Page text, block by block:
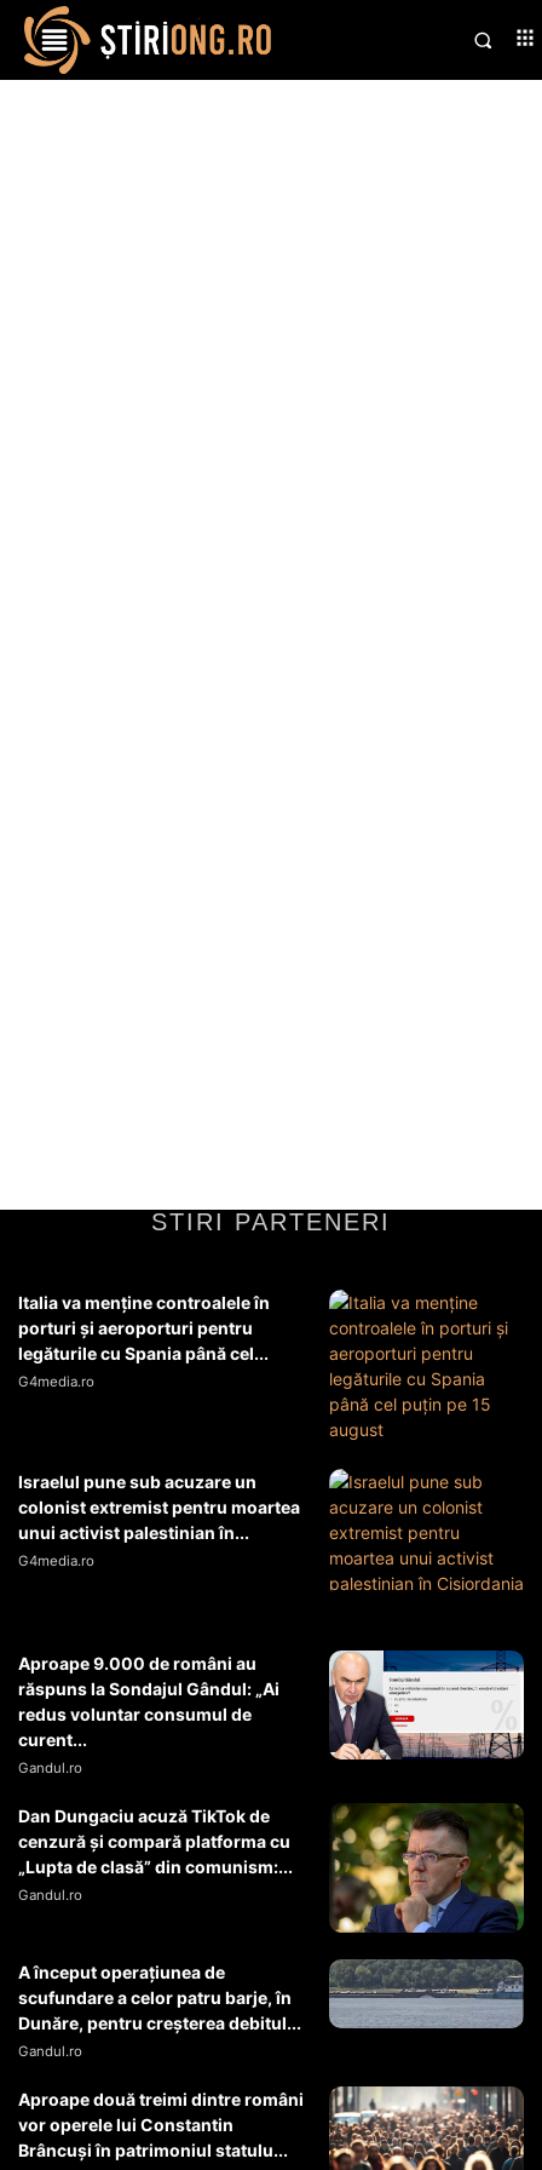
STIRI PARTENERI
Italia va menţine controalele în
porturi şi aeroporturi pentru
legăturile cu Spania până cel...
G4media.ro
Israelul pune sub acuzare un
colonist extremist pentru moartea
unui activist palestinian în...
G4media.ro
Aproape 9.000 de români au
răspuns la Sondajul Gândul: „Ai
redus voluntar consumul de
curent...
Gandul.ro
Dan Dungaciu acuză TikTok de
cenzură și compară platforma cu
„Lupta de clasă” din comunism:...
Gandul.ro
A început operaţiunea de
scufundare a celor patru barje, în
Dunăre, pentru creşterea debitul...
Gandul.ro
Aproape două treimi dintre români
vor operele lui Constantin
Brâncuși în patrimoniul statulu...